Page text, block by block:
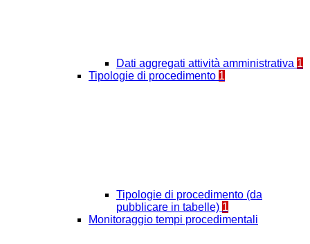
Dati aggregati attività amministrativa 1
Tipologie di procedimento 1
Tipologie di procedimento (da
pubblicare in tabelle) 1
Monitoraggio tempi procedimentali